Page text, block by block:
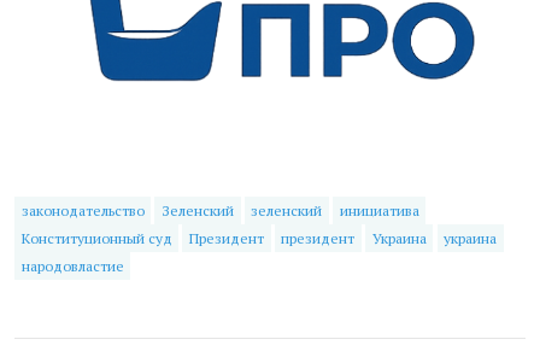
законодательство Зеленский зеленский
инициатива
Конституционный суд
Президент президент Украина
украина
народовластие